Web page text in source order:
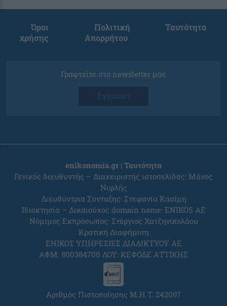
Όροι
χρήσης
Πολιτική
Απορρήτου
Ταυτότητα
Γραφτείτε στο newsletter μας
Εγγραφή
enikonomia.gr | Ταυτότητα
Γενικός διευθυντής – Διαχειριστής ιστοσελίδας: Μάνος
Νιφλής
Διευθύντρια Σύνταξης: Στεφανία Κασίμη
Ιδιοκτησία – Δικαιούχος domain name: ENIKOS AE
Νόμιμος Εκπρόσωπος: Στέργιος Χατζηνικολάου
Κρατική Διαφήμιση
ΕΝΙΚΟΣ ΥΠΗΡΕΣΙΕΣ ΔΙΑΔΙΚΤΥΟΥ ΑΕ
ΑΦΜ: 800384700 ΔΟΥ: ΚΕΦΟΔΕ ΑΤΤΙΚΗΣ
Αριθμός Πιστοποίησης Μ.Η.Τ. 242097